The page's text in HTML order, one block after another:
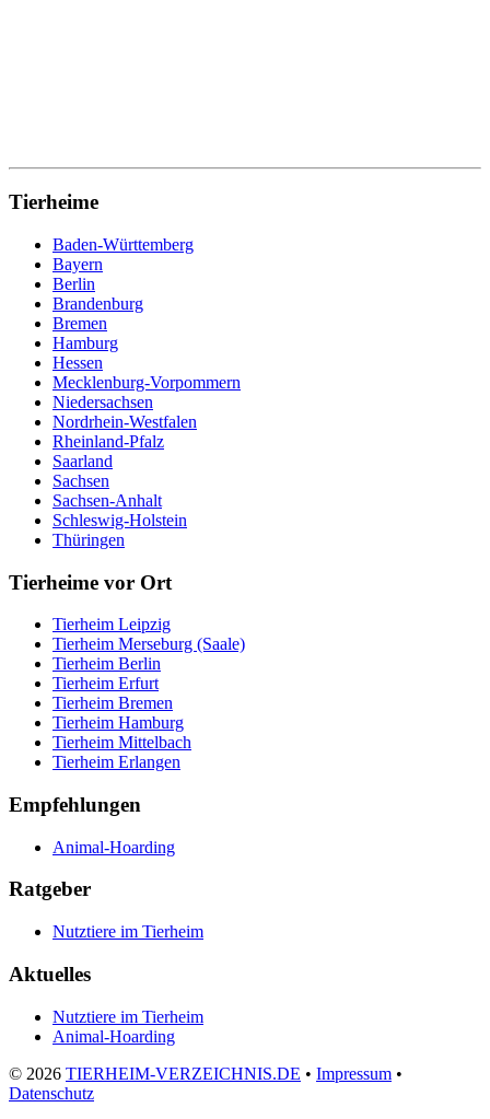
Tierheime
Baden-Württemberg
Bayern
Berlin
Brandenburg
Bremen
Hamburg
Hessen
Mecklenburg-Vorpommern
Niedersachsen
Nordrhein-Westfalen
Rheinland-Pfalz
Saarland
Sachsen
Sachsen-Anhalt
Schleswig-Holstein
Thüringen
Tierheime vor Ort
Tierheim Leipzig
Tierheim Merseburg (Saale)
Tierheim Berlin
Tierheim Erfurt
Tierheim Bremen
Tierheim Hamburg
Tierheim Mittelbach
Tierheim Erlangen
Empfehlungen
Animal-Hoarding
Ratgeber
Nutztiere im Tierheim
Aktuelles
Nutztiere im Tierheim
Animal-Hoarding
© 2026 TIERHEIM-VERZEICHNIS.DE • Impressum •
Datenschutz